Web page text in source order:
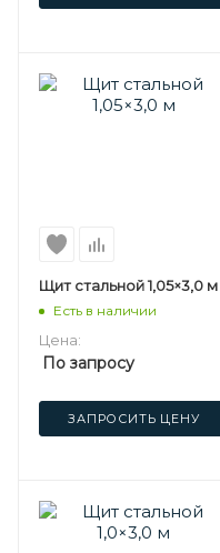
Щит стальной 1,05×3,0 м
Есть в наличии
Цена:
По запросу
ЗАПРОСИТЬ ЦЕНУ